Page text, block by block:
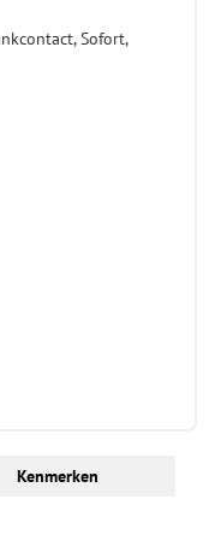
Sofort,
Kenmerken